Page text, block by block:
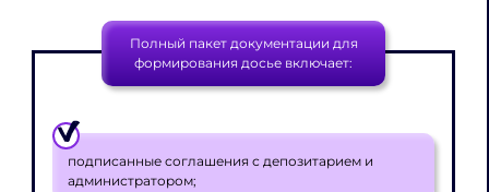
Полный пакет документации для
формирования досье включает:
подписанные соглашения с депозитарием и
администратором;